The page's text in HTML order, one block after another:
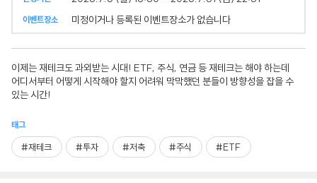
이벤트장소 미정이거나 등록된 이벤트장소가 없습니다
이제는 재테크도 과외받는 시대! ETF, 주식, 연금 등 재테크는 해야 하는데
어디서부터 어떻게 시작해야 할지 어려워 막막했던 분들이 방향성을 잡을 수
있는 시간!
태그
#재테크 #투자 #저축 #주식 #ETF